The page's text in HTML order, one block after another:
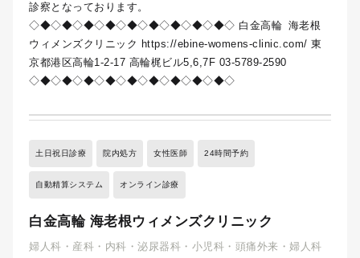
診察となっております。
◇◆◇◆◇◆◇◆◇◆◇◆◇◆◇◆◇◆◇ 白金高輪 海老根
ウィメンズクリニック https://ebine-womens-clinic.com/ 東
京都港区高輪1-2-17 高輪梶ビル5,6,7F 03-5789-2590
◇◆◇◆◇◆◇◆◇◆◇◆◇◆◇◆◇◆◇
土日祝日診療 院内処方 女性医師 24時間予約
自動精算システム オンライン診療
白金高輪 海老根ウィメンズクリニック
婦人科・産科・内科・泌尿器科・小児科・頭痛外来・婦人科